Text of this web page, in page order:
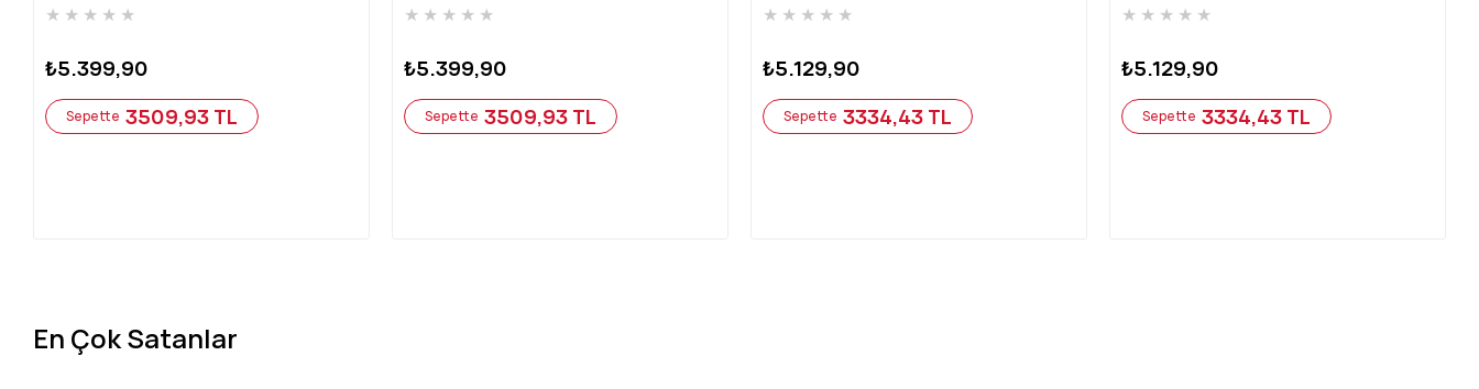
★ ★ ★ ★ ★
₺5.399,90
Sepette 3509,93 TL
★ ★ ★ ★ ★
₺5.399,90
Sepette 3509,93 TL
★ ★ ★ ★ ★
₺5.129,90
Sepette 3334,43 TL
★ ★ ★ ★ ★
₺5.129,90
Sepette 3334,43 TL
En Çok Satanlar